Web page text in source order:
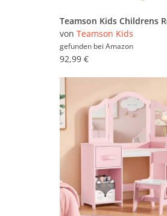
von Teamson Kids
gefunden bei Amazon
92,99 €